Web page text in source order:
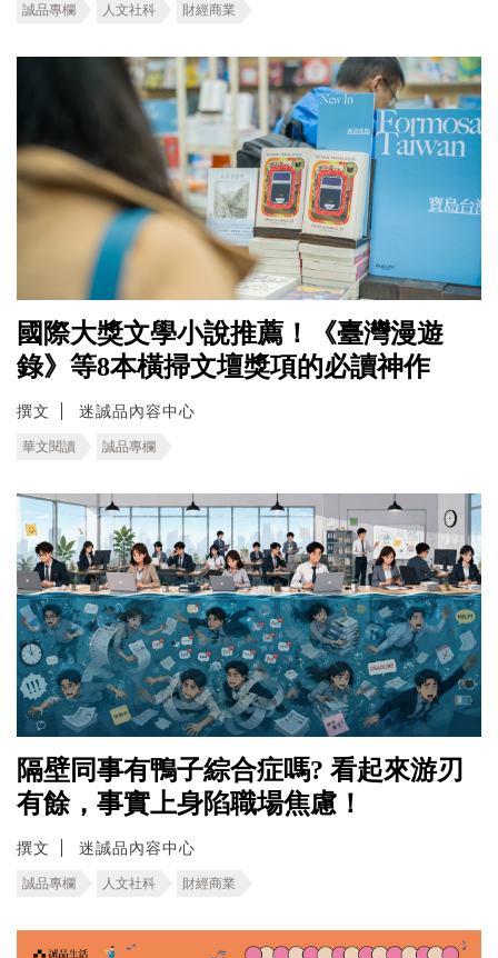
誠品專欄 人文社科 財經商業
國際大獎文學小說推薦！《臺灣漫遊
錄》等8本橫掃文壇獎項的必讀神作
撰文 迷誠品內容中心
華文閱讀 誠品專欄
隔壁同事有鴨子綜合症嗎? 看起來游刃
有餘，事實上身陷職場焦慮！
撰文 迷誠品內容中心
誠品專欄 人文社科 財經商業